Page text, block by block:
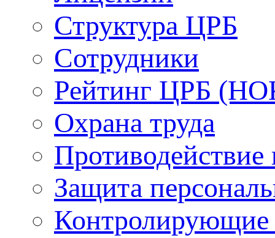
Структура ЦРБ
Сотрудники
Рейтинг ЦРБ
Охрана труда
Защита
Контролирующие